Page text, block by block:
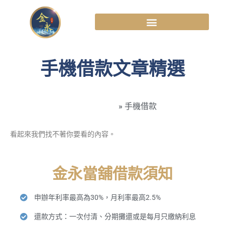
手機借款文章精選
» 手機借款
看起來我們找不著你要看的內容。
金永當舖借款須知
申辦年利率最高為30%，月利率最高2.5%
還款方式：一次付清、分期攤還或是每月只繳納利息